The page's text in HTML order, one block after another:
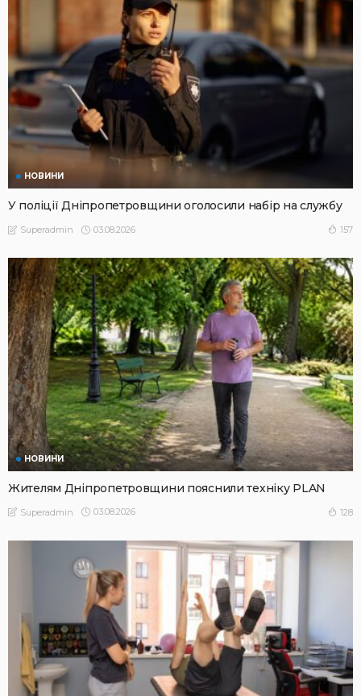
НОВИНИ
У поліції Дніпропетровщини оголосили набір на службу
Superadmin 03.08.2026 157
НОВИНИ
Жителям Дніпропетровщини пояснили техніку PLAN
Superadmin 03.08.2026 128